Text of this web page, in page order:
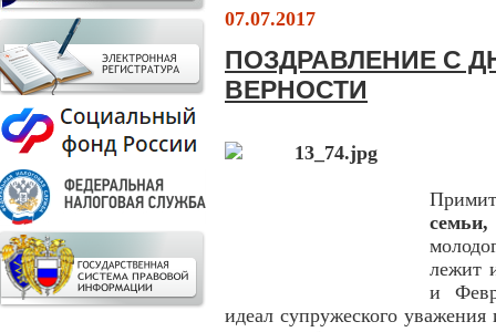
07.07.2017
ПОЗДРАВЛЕНИЕ С
ВЕРНОСТИ
лежит
и
идеал супружеского